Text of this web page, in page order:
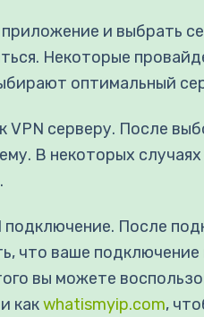
и выбрать
Некоторые
оптимальный
VPN серверу. После
В некоторых
подключение. После
что ваше подключение
вы можете
какwhatismyip.com,